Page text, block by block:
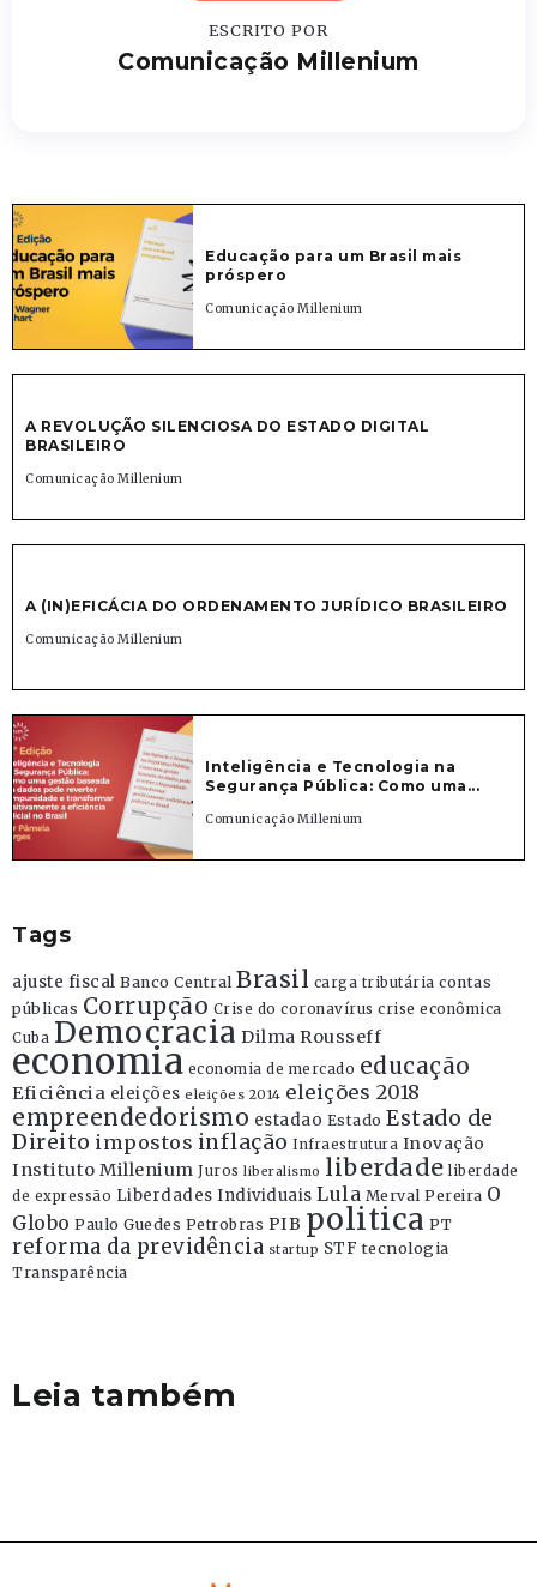
ESCRITO POR
Comunicação Millenium
Educação para um Brasil mais
próspero
Comunicação Millenium
A REVOLUÇÃO SILENCIOSA DO ESTADO DIGITAL
BRASILEIRO
Comunicação Millenium
A (IN)EFICÁCIA DO ORDENAMENTO JURÍDICO BRASILEIRO
Comunicação Millenium
Inteligência e Tecnologia na
Segurança Pública: Como uma...
Comunicação Millenium
Tags
ajuste fiscal Banco Central Brasil carga tributária contas
públicas Corrupção Crise do coronavírus crise econômica
Cuba Democracia Dilma Rousseff
economia economia de mercado educação
Eficiência eleições eleições 2014 eleições 2018
empreendedorismo estadao Estado Estado de
Direito impostos inflação Infraestrutura Inovação
Instituto Millenium Juros liberalismo liberdade liberdade
de expressão Liberdades Individuais Lula Merval Pereira O
Globo Paulo Guedes Petrobras PIB politica PT
reforma da previdência startup STF tecnologia
Transparência
Leia também